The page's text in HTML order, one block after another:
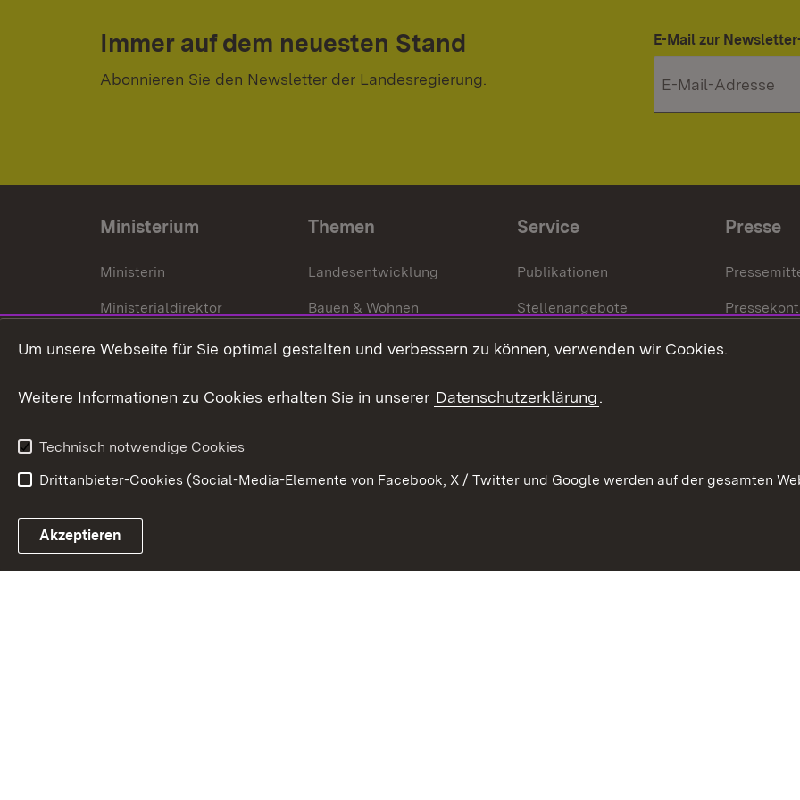
Immer auf dem neuesten Stand
Abonnieren Sie den Newsletter der Landesregierung.
E-Mail zur
Ministerium
Ministerin
Ministerialdirektor
Organisation und Aufgaben
Themen
Landesentwicklung
Bauen & Wohnen
Städtebau
Service
Publikationen
Stellenangebote
Kontakt
Presse
Link zum Landesportal
Um unsere Webseite für Sie optimal gestalten und verbessern zu können, verwenden wir Cookies.
Weitere Informationen zu Cookies erhalten Sie in unserer Datenschutzerklärung.
Technisch notwendige Cookies
Drittanbieter-Cookies (Social-Media-Elemente von Facebook, X / Twitter und Google werden auf der gesamten
Akzeptieren